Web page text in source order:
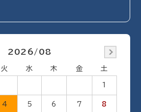
2026/08
火 水 木 金 土
1
4 5 6 7 8